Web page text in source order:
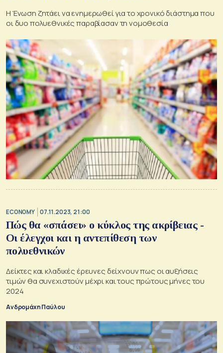
Η Ένωση ζητάει να ενημερωθεί για το χρονικό διάστημα που
οι δυο πολυεθνικές παραβίασαν τη νομοθεσία
ECONOMY 07.11.2023, 21:00
Πώς θα «σπάσει» ο κύκλος της ακρίβειας -
Οι έλεγχοι και η αντεπίθεση των
πολυεθνικών
Δείκτες και κλαδικές έρευνες δείχνουν πως οι αυξήσεις
τιμών θα συνεχιστούν μέχρι και τους πρώτους μήνες του
2024
Ανδρομάχη Παύλου